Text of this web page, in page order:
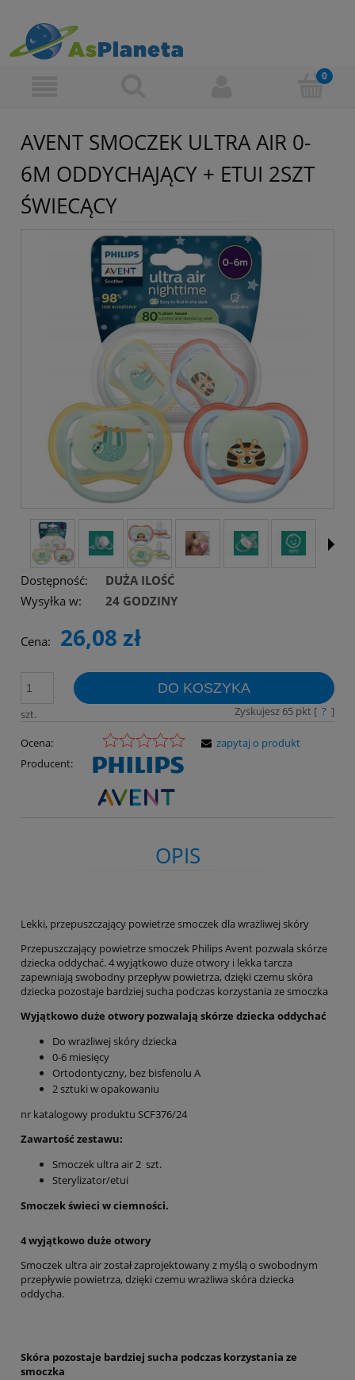
AVENT SMOCZEK ULTRA AIR 0-
6M ODDYCHAJĄCY + ETUI 2SZT
ŚWIECĄCY
Dostępność:
DUŻA ILOŚĆ
Wysyłka w:
24 GODZINY
Cena: 26,08 zł
szt.
DO KOSZYKA
Zyskujesz 65pkt [ ? ]
Ocena:
Producent:
zapytaj o produkt
OPIS
Lekki, przepuszczający powietrze smoczek dla wrażliwej skóry
Przepuszczający powietrze smoczek Philips Avent pozwala skórze
dziecka oddychać. 4 wyjątkowo duże otwory i lekka tarcza
zapewniają swobodny przepływ powietrza, dzięki czemu skóra
dziecka pozostaje bardziej sucha podczas korzystania ze smoczka
Wyjątkowo duże otwory pozwalają skórze dziecka oddychać
Do wrażliwej skóry dziecka
0-6 miesięcy
Ortodontyczny, bez bisfenolu A
2 sztuki w opakowaniu
nr katalogowy produktu SCF376/24
Zawartość zestawu:
Smoczek ultra air 2 szt.
Sterylizator/etui
Smoczek świeci w ciemności.
4 wyjątkowo duże otwory
Smoczek ultra air został zaprojektowany z myślą o swobodnym
przepływie powietrza, dzięki czemu wrażliwa skóra dziecka
oddycha.
Skóra pozostaje bardziej sucha podczas korzystania ze
smoczka